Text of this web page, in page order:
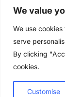
We value
We use
serve
By clicking
cookies.
Customise